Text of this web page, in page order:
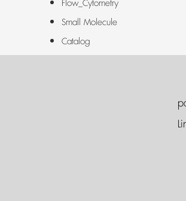
Flow_Cytometry
Small Molecule
Catalog